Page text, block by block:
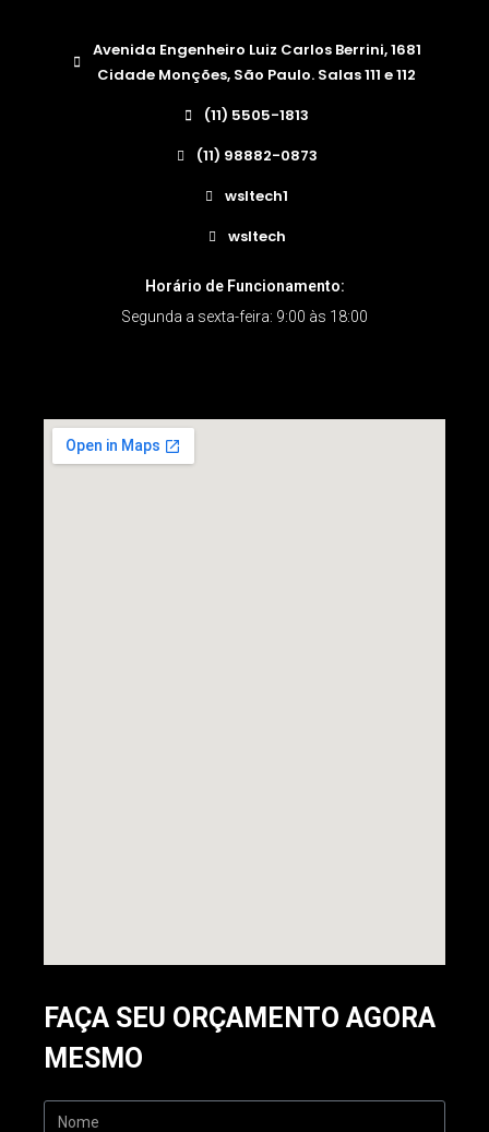
Avenida Engenheiro Luiz Carlos Berrini, 1681
Cidade Monções, São Paulo. Salas 111 e 112
(11) 5505-1813
(11) 98882-0873
wsltech1
wsltech
Horário de Funcionamento:
Segunda a sexta-feira: 9:00 às 18:00
FAÇA SEU ORÇAMENTO AGORA
MESMO